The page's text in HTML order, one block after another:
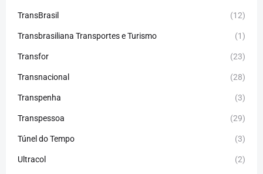
TransBrasil (12)
Transbrasiliana Transportes e Turismo (1)
Transfor (23)
Transnacional (28)
Transpenha (3)
Transpessoa (29)
Túnel do Tempo (3)
Ultracol (2)